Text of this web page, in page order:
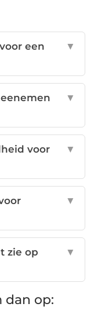
een
▼
▼
voor
▼
▼
zie op
▼
dan op: